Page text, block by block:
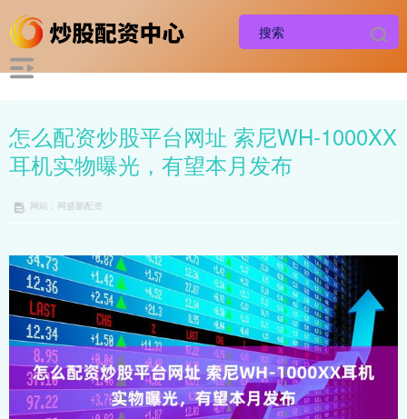
怎么配资炒股平台网址 索尼WH-1000XX
耳机实物曝光，有望本月发布
网站：网盛鹏配资